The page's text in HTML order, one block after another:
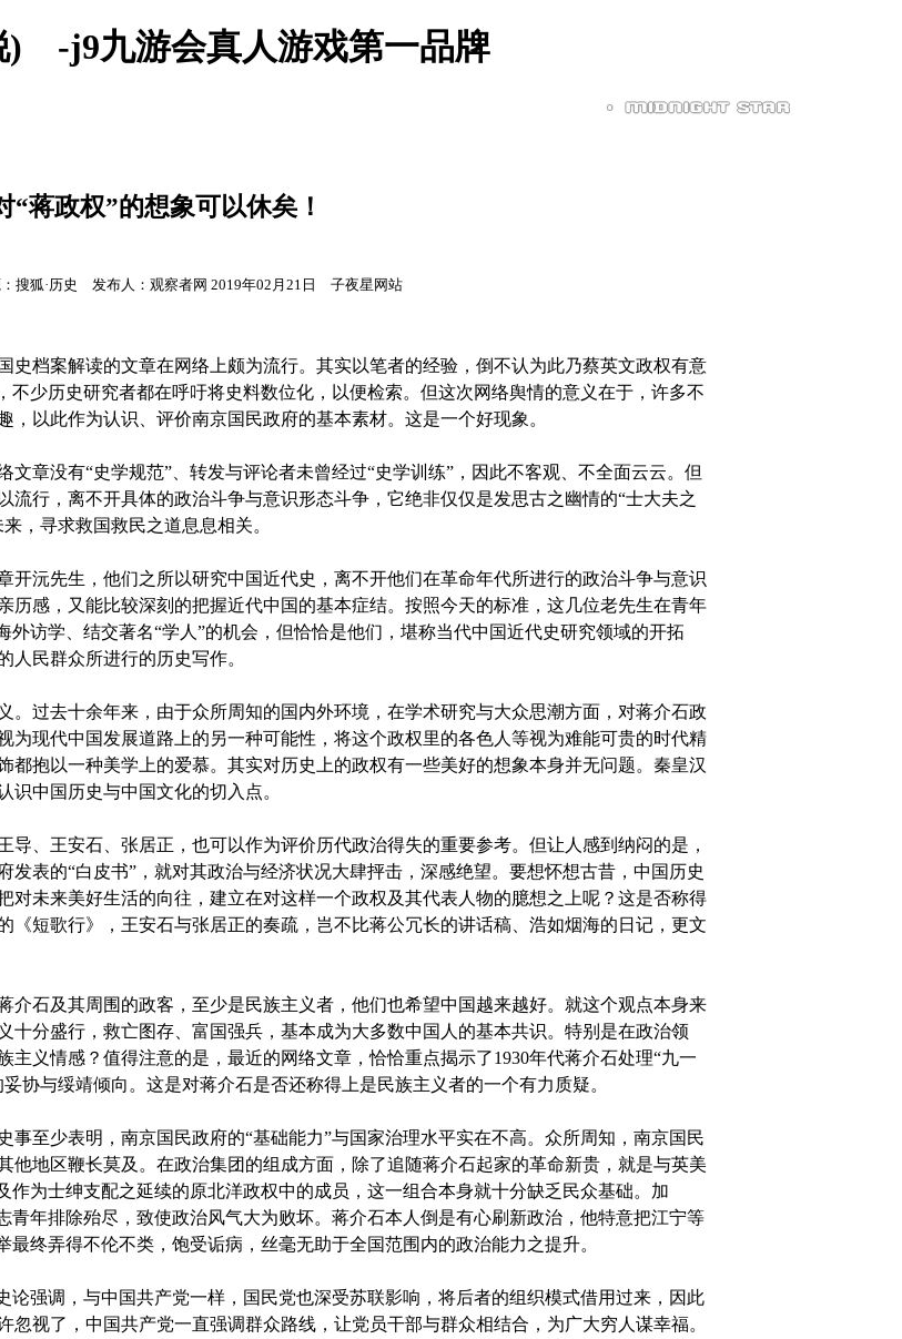
) -j9九游会真人游戏第一品牌
“蒋政权”的想象可以休矣！
搜狐·历史 发布人：观察者网 2019年02月21日 子夜星网站
档案解读的文章在网络上颇为流行。其实以笔者的经验，倒不认为此乃蔡英文政权有意
不少历史研究者都在呼吁将史料数位化，以便检索。但这次网络舆情的意义在于，许多不
以此作为认识、评价南京国民政府的基本素材。这是一个好现象。
没有“史学规范”、转发与评论者未曾经过“史学训练”，因此不客观、不全面云云。但
行，离不开具体的政治斗争与意识形态斗争，它绝非仅仅是发思古之幽情的“士大夫之
，寻求救国救民之道息息相关。
沅先生，他们之所以研究中国近代史，离不开他们在革命年代所进行的政治斗争与意识
历感，又能比较深刻的把握近代中国的基本症结。按照今天的标准，这几位老先生在青年
外访学、结交著名“学人”的机会，但恰恰是他们，堪称当代中国近代史研究领域的开拓
人民群众所进行的历史写作。
过去十余年来，由于众所周知的国内外环境，在学术研究与大众思潮方面，对蒋介石政
为现代中国发展道路上的另一种可能性，将这个政权里的各色人等视为难能可贵的时代精
都抱以一种美学上的爱慕。其实对历史上的政权有一些美好的想象本身并无问题。秦皇汉
中国历史与中国文化的切入点。
、王安石、张居正，也可以作为评价历代政治得失的重要参考。但让人感到纳闷的是，
发表的“白皮书”，就对其政治与经济状况大肆抨击，深感绝望。要想怀想古昔，中国历史
对未来美好生活的向往，建立在对这样一个政权及其代表人物的臆想之上呢？这是否称得
《短歌行》，王安石与张居正的奏疏，岂不比蒋公冗长的讲话稿、浩如烟海的日记，更文
石及其周围的政客，至少是民族主义者，他们也希望中国越来越好。就这个观点本身来
十分盛行，救亡图存、富国强兵，基本成为大多数中国人的基本共识。特别是在政治领
义情感？值得注意的是，最近的网络文章，恰恰重点揭示了1930年代蒋介石处理“九一
协与绥靖倾向。这是对蒋介石是否还称得上是民族主义者的一个有力质疑。
至少表明，南京国民政府的“基础能力”与国家治理水平实在不高。众所周知，南京国民
他地区鞭长莫及。在政治集团的组成方面，除了追随蒋介石起家的革命新贵，就是与英美
作为士绅支配之延续的原北洋政权中的成员，这一组合本身就十分缺乏民众基础。加
青年排除殆尽，致使政治风气大为败坏。蒋介石本人倒是有心刷新政治，他特意把江宁等
终弄得不伦不类，饱受诟病，丝毫无助于全国范围内的政治能力之提升。
强调，与中国共产党一样，国民党也深受苏联影响，将后者的组织模式借用过来，因此
视了，中国共产党一直强调群众路线，让党员干部与群众相结合，为广大穷人谋幸福。